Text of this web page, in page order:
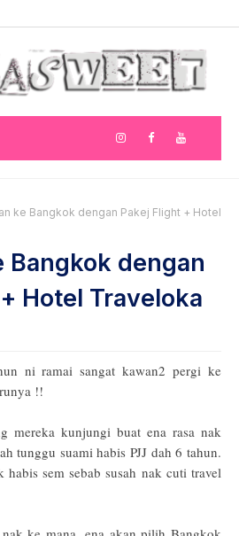
ke Bangkok dengan Pakej Flight + Hotel
Bangkok dengan
Hotel Traveloka
ni ramai sangat kawan2 pergi ke
!!
mereka kunjungi buat ena rasa nak
tunggu suami habis PJJ dah 6 tahun.
sem sebab susah nak cuti travel